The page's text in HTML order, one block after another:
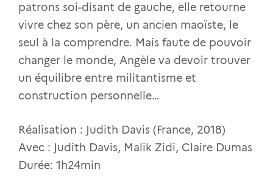
patrons soi-disant de gauche, elle retourne
vivre chez son père, un ancien maoïste, le
seul à la comprendre. Mais faute de pouvoir
changer le monde, Angèle va devoir trouver
un équilibre entre militantisme et
construction personnelle…
Réalisation : Judith Davis (France, 2018)
Avec : Judith Davis, Malik Zidi, Claire Dumas
Durée: 1h24min